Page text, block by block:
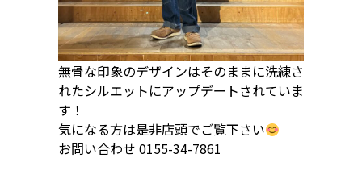
無骨な印象のデザインはそのままに洗練さ
れたシルエットにアップデートされていま
す！
気になる方は是非店頭でご覧下さい
お問い合わせ 0155-34-7861